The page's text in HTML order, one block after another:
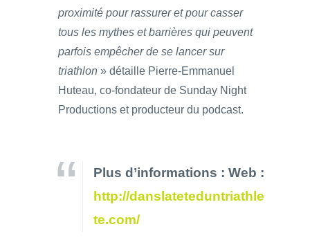
proximité pour rassurer et pour casser
tous les mythes et barrières qui peuvent
parfois empêcher de se lancer sur
triathlon » détaille Pierre-Emmanuel
Huteau, co-fondateur de Sunday Night
Productions et producteur du podcast.
Plus d’informations : Web :
http://danslateteduntriathle
te.com/